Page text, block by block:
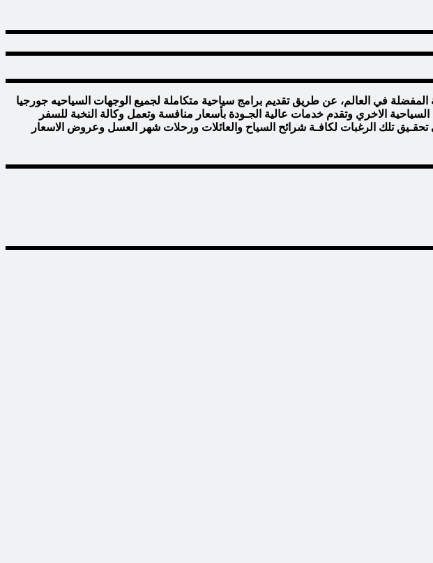
المفضلة في العالم، عن طريق تقديم برامج سياحية متكاملة لجميع الوجهات السياحيه جورجيا
الاخري وتقدم خدمات عالية الجـودة بأسعار منافسة وتعمل وكالة النخبة للسفر
تلك الرغبات لكافـة شرائح السياح والعائلات ورحلات شهر العسل وعروض الاسعار